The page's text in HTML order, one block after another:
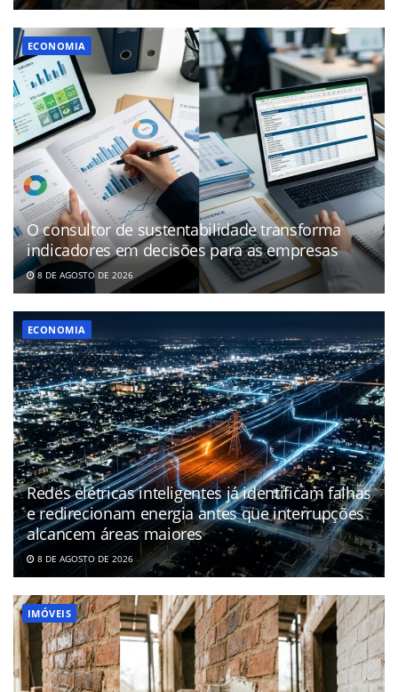
ECONOMIA
O consultor de sustentabilidade transforma
indicadores em decisões para as empresas
8 DE AGOSTO DE 2026
ECONOMIA
Redes elétricas inteligentes já identificam falhas
e redirecionam energia antes que interrupções
alcancem áreas maiores
8 DE AGOSTO DE 2026
IMÓVEIS